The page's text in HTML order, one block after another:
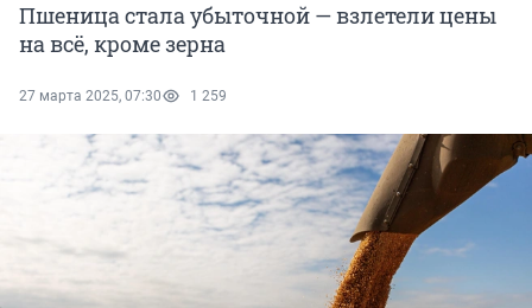
Пшеница стала убыточной — взлетели цены
на всё, кроме зерна
27 марта 2025, 07:30 1 259